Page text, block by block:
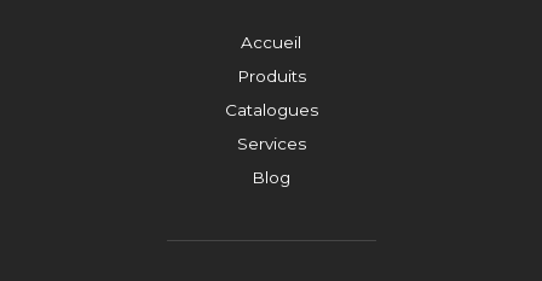
Accueil
Produits
Catalogues
Services
Blog